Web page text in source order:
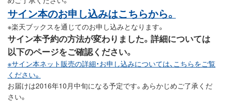
サイン本のお申し込みはこちらから。
※楽天ブックスを通じてのお申し込みとなります。
サイン本予約の方法が変わりました。詳細については
以下のページをご確認ください。
※サイン本ネット販売の詳細・お申し込みについては、こちらをご覧
ください。
お届けは2016年10月中旬になる予定です。あらかじめご了承くだ
さい。